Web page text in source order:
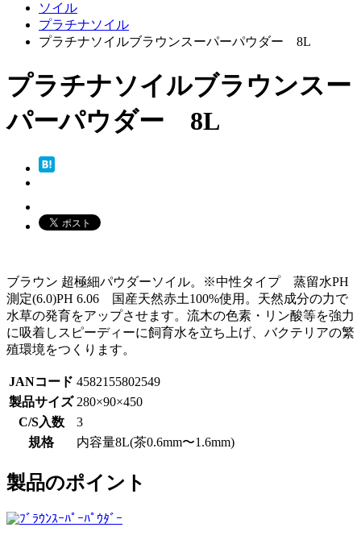
ソイル
プラチナソイル
プラチナソイルブラウンスーパーパウダー 8L
プラチナソイルブラウンスー
パーパウダー 8L
ブラウン 超極細パウダーソイル。※中性タイプ 蒸留水PH
測定(6.0)PH 6.06 国産天然赤土100%使用。天然成分の力で
水草の発育をアップさせます。流木の色素・リン酸等を強力
に吸着しスピーディーに飼育水を立ち上げ、バクテリアの繁
殖環境をつくります。
JANコード 4582155802549
製品サイズ 280×90×450
C/S入数
3
規格
内容量8L(茶0.6mm〜1.6mm)
製品のポイント